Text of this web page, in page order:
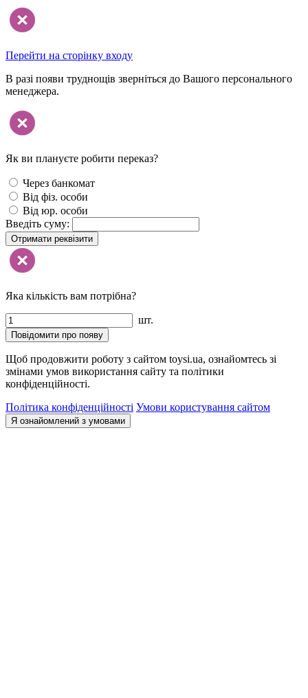
Перейти на сторінку входу
В разі появи труднощів зверніться до Вашого персонального
менеджера.
Як ви плануєте робити переказ?
Через банкомат
Від фіз. особи
Від юр. особи
Введіть суму:
Отримати реквізити
Яка кількість вам потрібна?
шт.
Повідомити про появу
Щоб продовжити роботу з сайтом toysi.ua, ознайомтесь зі
змінами умов використання сайту та політики
конфіденційності.
Політика конфіденційності Умови користування сайтом
Я ознайомлений з умовами